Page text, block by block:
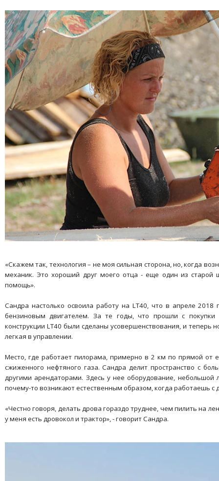
«Скажем так, технология – не моя сильная сторона, но, когда
механик. Это хороший друг моего отца - еще один из старой
помощь».
Сандра настолько освоила работу на LT40, что в апреле 2018
бензиновым двигателем. За те годы, что прошли с
конструкции LT40 были сделаны усовершенствования, и
легкая в управлении.
Место, где работает пилорама, примерно в 2 км по прямой от
сжиженного нефтяного газа. Сандра делит пространство с
другими арендаторами. Здесь у нее оборудование, небольшой
почему-то возникают естественным образом, когда работаешь с
«Честно говоря, делать дрова гораздо труднее, чем пилить на
у меня есть дровокол и трактор», - говорит Сандра.